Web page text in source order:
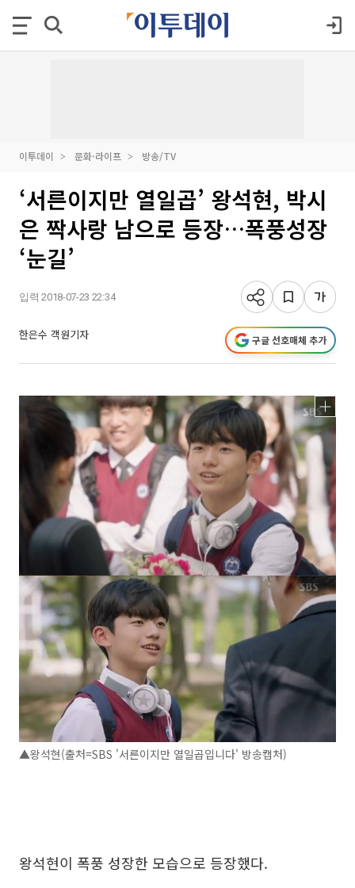
이투데이 문화·라이프 방송/TV
‘서른이지만 열일곱’ 왕석현, 박시
은 짝사랑 남으로 등장…폭풍성장
‘눈길’
입력 2018-07-23 22:34
한은수 객원기자 구글 선호매체 추가
▲왕석현(출처=SBS '서른이지만 열일곱입니다' 방송캡처)
왕석현이 폭풍 성장한 모습으로 등장했다.